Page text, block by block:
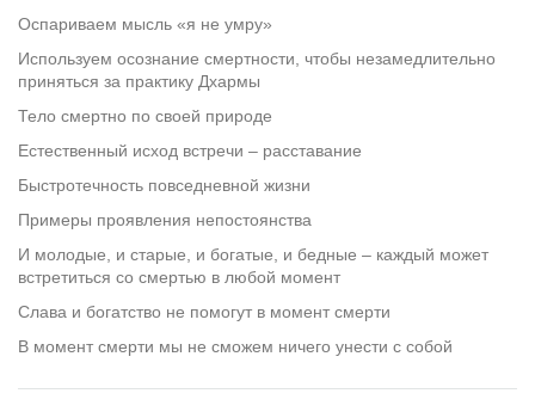
Оспариваем мысль «я не умру»
Используем осознание смертности, чтобы незамедлительно
приняться за практику Дхармы
Тело смертно по своей природе
Естественный исход встречи – расставание
Быстротечность повседневной жизни
Примеры проявления непостоянства
И молодые, и старые, и богатые, и бедные – каждый может
встретиться со смертью в любой момент
Слава и богатство не помогут в момент смерти
В момент смерти мы не сможем ничего унести с собой